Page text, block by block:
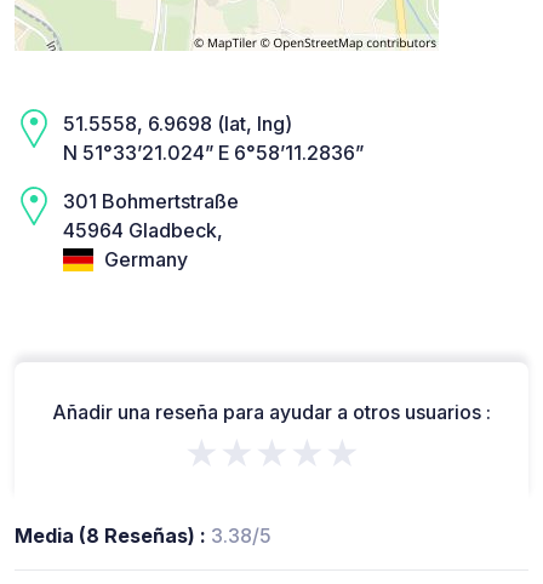
51.5558, 6.9698 (lat, lng)
N 51°33’21.024” E 6°58’11.2836”
301 Bohmertstraße
45964 Gladbeck,
Germany
Añadir una reseña para ayudar a otros usuarios :
★★★★★
Media (8 Reseñas) : 3.38/5